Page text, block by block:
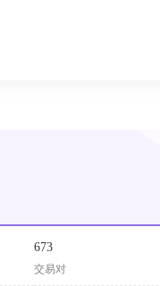
673
交易对